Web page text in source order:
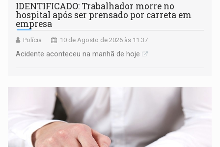
IDENTIFICADO: Trabalhador morre no
hospital após ser prensado por carreta em
empresa
Polícia 10 de Agosto de 2026 às 11:37
Acidente aconteceu na manhã de hoje